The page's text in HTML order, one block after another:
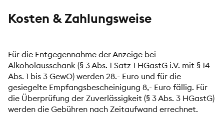
Kosten & Zahlungsweise
Für die Entgegennahme der Anzeige bei
Alkoholausschank (§ 3 Abs. 1 Satz 1 HGastG i.V. mit § 14
Abs. 1 bis 3 GewO) werden 28.- Euro und für die
gesiegelte Empfangsbescheinigung 8,- Euro fällig. Für
die Überprüfung der Zuverlässigkeit (§ 3 Abs. 3 HGastG)
werden die Gebühren nach Zeitaufwand errechnet.